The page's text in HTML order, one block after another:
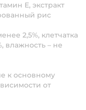
Е, экстракт
рис
2,5%, клетчатка
влажность – не
к основному
от